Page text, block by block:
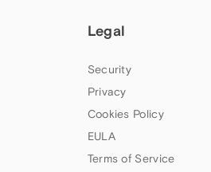
Legal
Security
Privacy
Cookies Policy
EULA
Terms of Service